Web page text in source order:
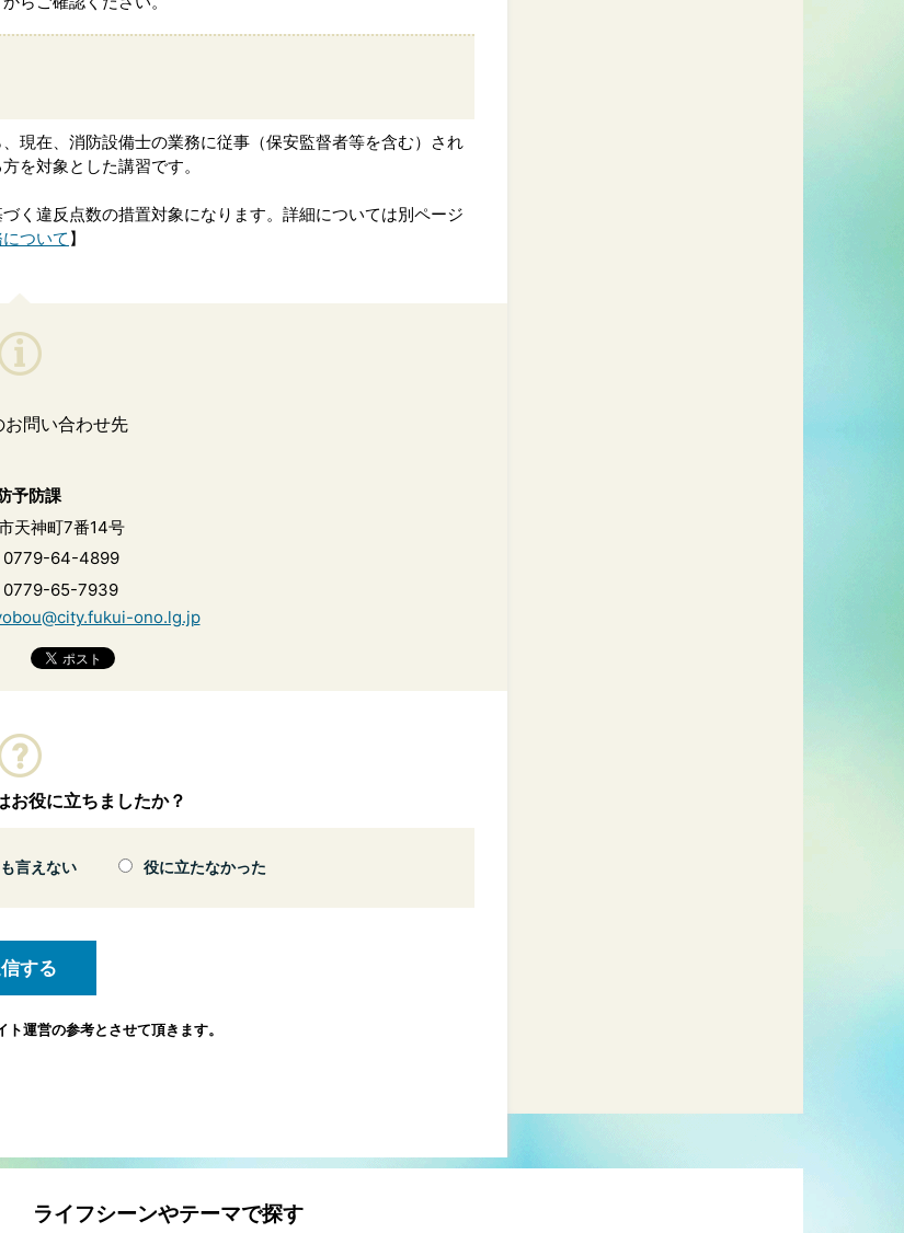
現在、消防設備士の業務に従事（保安監督者等を含む）され
を対象とした講習です。
く違反点数の措置対象になります。詳細については別ページ
ついて 】
お問い合わせ先
予防課
天神町7番14号
0779-64-4899
0779-65-7939
ono.lg.jp
お役に立ちましたか？
言えない 役に立たなかった
ト運営の参考とさせて頂きます。
ライフシーンやテーマで探す